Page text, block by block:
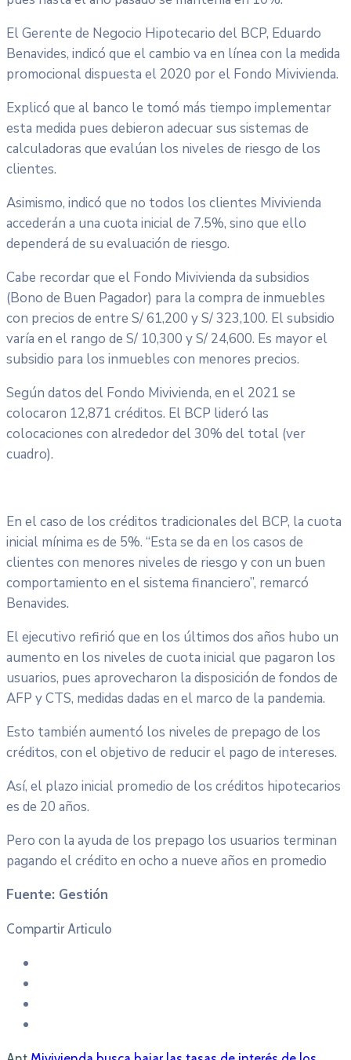
El Gerente de Negocio Hipotecario del BCP, Eduardo
Benavides, indicó que el cambio va en línea con la medida
promocional dispuesta el 2020 por el Fondo Mivivienda.
Explicó que al banco le tomó más tiempo implementar
esta medida pues debieron adecuar sus sistemas de
calculadoras que evalúan los niveles de riesgo de los
clientes.
Asimismo, indicó que no todos los clientes Mivivienda
accederán a una cuota inicial de 7.5%, sino que ello
dependerá de su evaluación de riesgo.
Cabe recordar que el Fondo Mivivienda da subsidios
(Bono de Buen Pagador) para la compra de inmuebles
con precios de entre S/ 61,200 y S/ 323,100. El subsidio
varía en el rango de S/ 10,300 y S/ 24,600. Es mayor el
subsidio para los inmuebles con menores precios.
Según datos del Fondo Mivivienda, en el 2021 se
colocaron 12,871 créditos. El BCP lideró las
colocaciones con alrededor del 30% del total (ver
cuadro).
En el caso de los créditos tradicionales del BCP, la cuota
inicial mínima es de 5%. “Esta se da en los casos de
clientes con menores niveles de riesgo y con un buen
comportamiento en el sistema financiero”, remarcó
Benavides.
El ejecutivo refirió que en los últimos dos años hubo un
aumento en los niveles de cuota inicial que pagaron los
usuarios, pues aprovecharon la disposición de fondos de
AFP y CTS, medidas dadas en el marco de la pandemia.
Esto también aumentó los niveles de prepago de los
créditos, con el objetivo de reducir el pago de intereses.
Así, el plazo inicial promedio de los créditos hipotecarios
es de 20 años.
Pero con la ayuda de los prepago los usuarios terminan
pagando el crédito en ocho a nueve años en promedio
Fuente: Gestión
Compartir Articulo